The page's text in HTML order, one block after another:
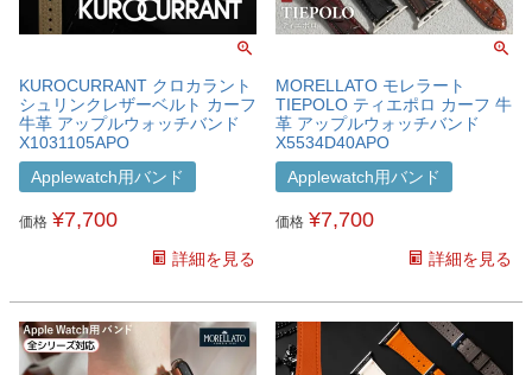
KUROCURRANT クロカラント
シュリンクレザーベルト カーフ
牛革 アップルウォッチバンド
X1031105APO
Applewatch用バンド
価格 ¥7,700
詳細を見る
MORELLATO モレラート
TIEPOLO ティエポロ カーフ 牛
革 アップルウォッチバンド
X5534D40APO
Applewatch用バンド
価格 ¥7,700
詳細を見る